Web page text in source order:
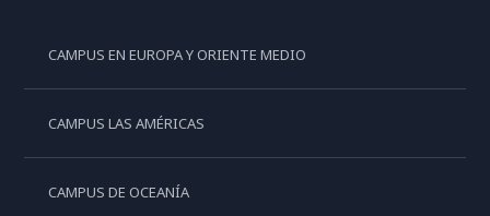
CAMPUS EN EUROPA Y ORIENTE MEDIO
CAMPUS LAS AMÉRICAS
CAMPUS DE OCEANÍA